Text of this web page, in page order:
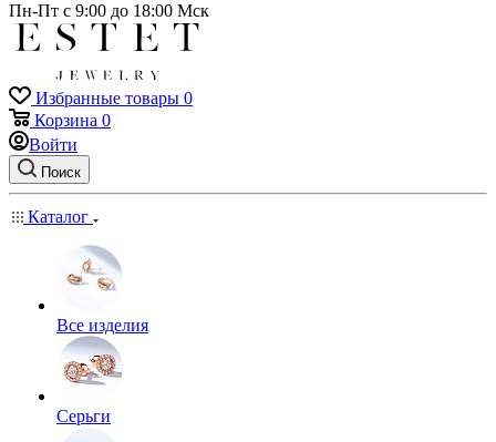
Пн-Пт с 9:00 до 18:00 Мск
Избранные товары 0
Корзина 0
Войти
Поиск
Каталог
Все изделия
Серьги